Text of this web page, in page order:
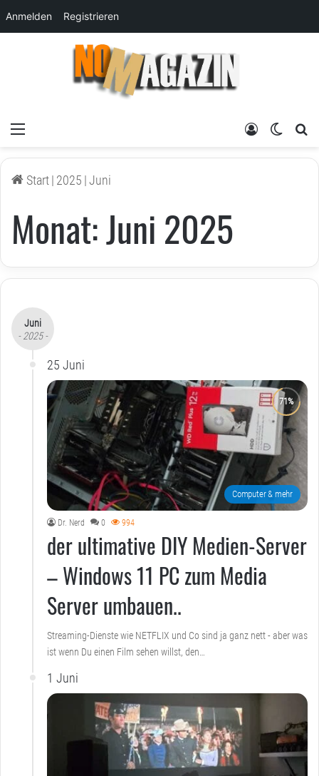
Anmelden Registrieren
Menü Skin
Anmelden
Start| 2025 |Juni
Monat:Juni 2025
Juni
- 2025 -
25 Juni
Computer & mehr
Dr. Nerd 0 994
der ultimative DIY Medien-Server
– Windows 11 PC zum Media
Server umbauen..
Streaming-Dienste wie NETFLIX und Co sind ja ganz nett - aber was
ist wenn Du einen Film sehen willst, den…
1 Juni